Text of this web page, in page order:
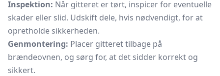
Inspektion: Når gitteret er tørt, inspicer for eventuelle
skader eller slid. Udskift dele, hvis nødvendigt, for at
opretholde sikkerheden.
Genmontering: Placer gitteret tilbage på
brændeovnen, og sørg for, at det sidder korrekt og
sikkert.